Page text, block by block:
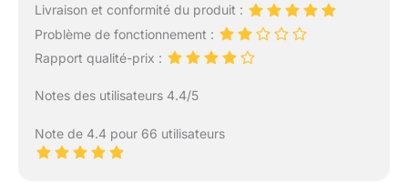
Livraison et conformité du produit :
Problème de fonctionnement :
Rapport qualité-prix :
Notes des utilisateurs 4.4/5
Note de 4.4 pour 66 utilisateurs